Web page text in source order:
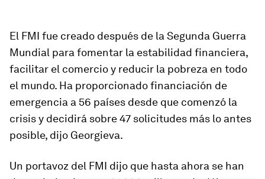
El FMI fue creado después de la Segunda Guerra
Mundial para fomentar la estabilidad financiera,
facilitar el comercio y reducir la pobreza en todo
el mundo. Ha proporcionado financiación de
emergencia a 56 países desde que comenzó la
crisis y decidirá sobre 47 solicitudes más lo antes
posible, dijo Georgieva.
Un portavoz del FMI dijo que hasta ahora se han